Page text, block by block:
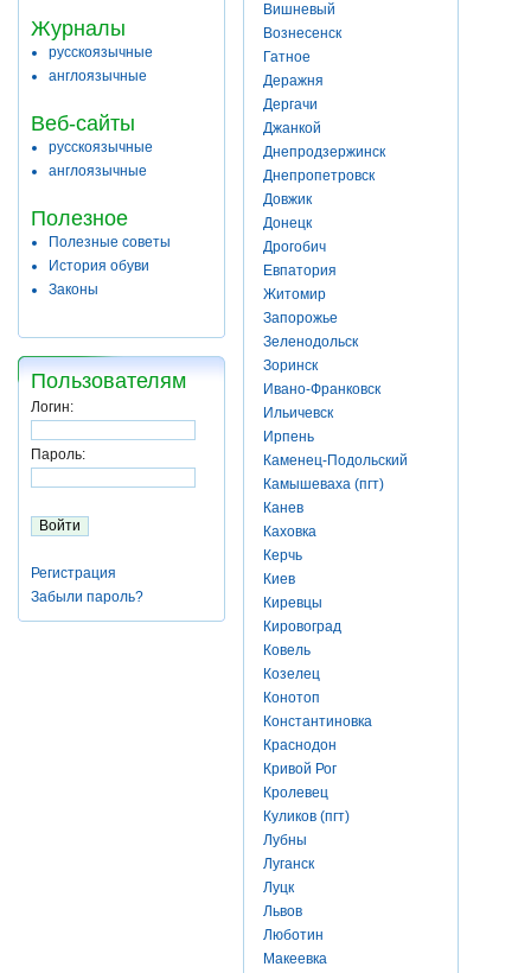
Журналы
русскоязычные
англоязычные
Веб-сайты
русскоязычные
англоязычные
Полезное
Полезные советы
История обуви
Законы
Пользователям
Логин:
Пароль:
Регистрация
Забыли пароль?
Вишневый
Вознесенск
Гатное
Деражня
Дергачи
Джанкой
Днепродзержинск
Днепропетровск
Довжик
Донецк
Дрогобич
Евпатория
Житомир
Запорожье
Зеленодольск
Зоринск
Ивано-Франковск
Ильичевск
Ирпень
Каменец-Подольский
Камышеваха (пгт)
Канев
Каховка
Керчь
Киев
Киревцы
Кировоград
Ковель
Козелец
Конотоп
Константиновка
Краснодон
Кривой Рог
Кролевец
Куликов (пгт)
Лубны
Луганск
Луцк
Львов
Люботин
Макеевка